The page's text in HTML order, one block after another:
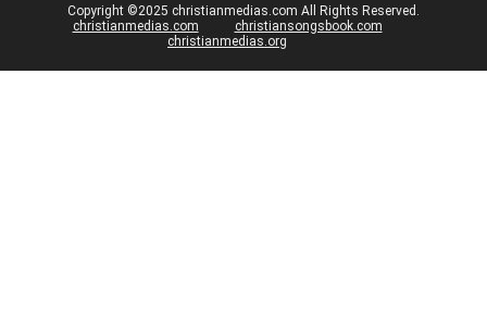
Copyright ©2025 christianmedias.com All Rights Reserved.
christianmedias.com
christiansongsbook.com
christianmedias.org